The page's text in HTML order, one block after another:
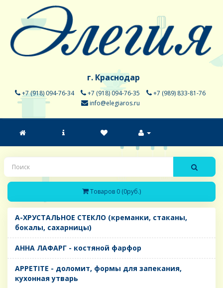
г. Краснодар
+7 (918) 094-76-34 +7 (918) 094-76-35
+7 (989) 833-81-76
info@elegiaros.ru
Товаров 0 (0руб.)
A-ХРУСТАЛЬНОЕ СТЕКЛО (креманки, стаканы,
бокалы, сахарницы)
AHHA ЛАФАРГ - костяной фарфор
APPETITE - доломит, формы для запекания,
кухонная утварь